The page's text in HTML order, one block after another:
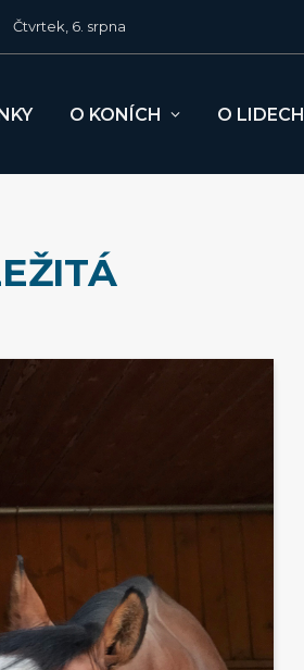
Čtvrtek, 6. srpna
O KONÍCH O LIDECH